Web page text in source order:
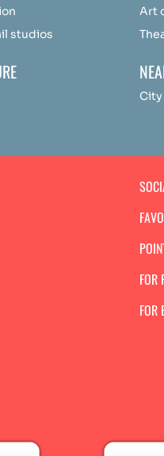
studios
Art
FOR
FOR